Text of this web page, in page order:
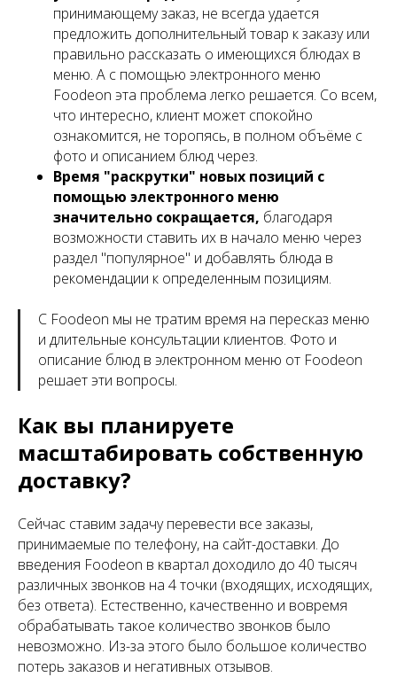
принимающему заказ, не всегда удается
предложить дополнительный товар к заказу или
правильно рассказать о имеющихся блюдах в
меню. А с помощью электронного меню
Foodeon эта проблема легко решается. Со всем,
что интересно, клиент может спокойно
ознакомится, не торопясь, в полном объёме с
фото и описанием блюд через.
Время "раскрутки" новых позиций с
помощью электронного меню
значительно сокращается, благодаря
возможности ставить их в начало меню через
раздел "популярное" и добавлять блюда в
рекомендации к определенным позициям.
С Foodeon мы не тратим время на пересказ меню
и длительные консультации клиентов. Фото и
описание блюд в электронном меню от Foodeon
решает эти вопросы.
Как вы планируете
масштабировать собственную
доставку?
Сейчас ставим задачу перевести все заказы,
принимаемые по телефону, на сайт-доставки. До
введения Foodeon в квартал доходило до 40 тысяч
различных звонков на 4 точки (входящих, исходящих,
без ответа). Естественно, качественно и вовремя
обрабатывать такое количество звонков было
невозможно. Из-за этого было большое количество
потерь заказов и негативных отзывов.